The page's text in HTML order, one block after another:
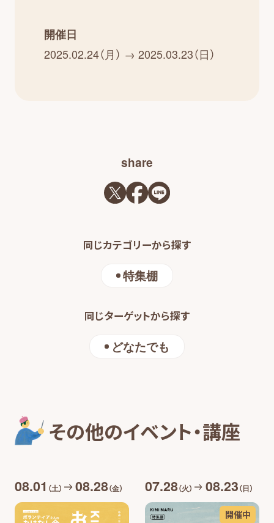
share
同じカテゴリーから探す
特集棚
同じターゲットから探す
どなたでも
開催日
2025.02.24（月） → 2025.03.23（日）
その他のイベント・講座
08.01 （土） 08.28（金） 07.28（火） 08.23（日）
開催中